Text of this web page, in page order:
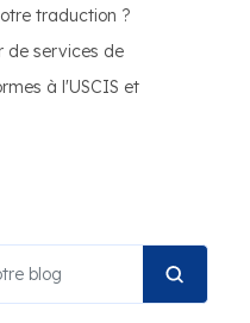
traduction ?
de services de
à l'USCIS et